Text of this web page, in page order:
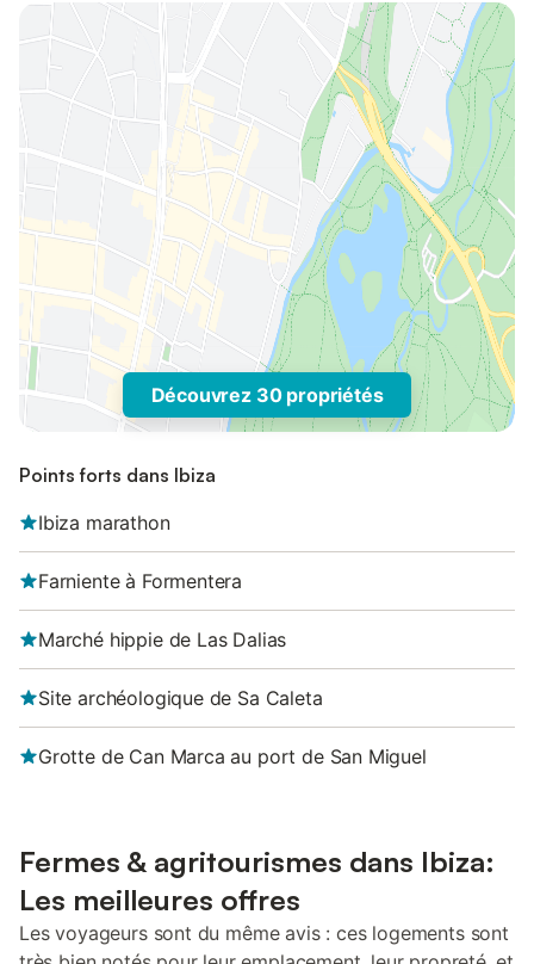
Découvrez 30 propriétés
Points forts dans Ibiza
Ibiza marathon
Farniente à Formentera
Marché hippie de Las Dalias
Site archéologique de Sa Caleta
Grotte de Can Marca au port de San Miguel
Fermes & agritourismes dans Ibiza:
Les meilleures offres
Les voyageurs sont du même avis : ces logements sont